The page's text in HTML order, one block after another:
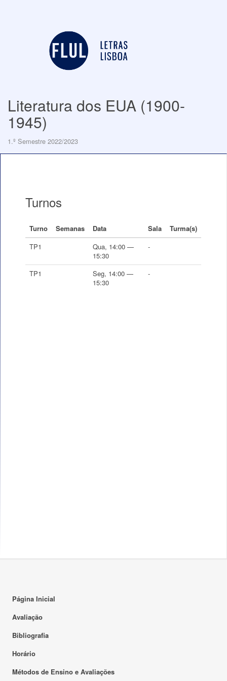
Literatura dos EUA (1900-
1945)
1.º Semestre 2022/2023
Turnos
Turno Semanas Data Sala
Turma(s)
TP1
Qua, 14:00 —
15:30
-
TP1
Seg, 14:00 —
15:30
-
Página Inicial
Avaliação
Bibliografia
Horário
Métodos de Ensino e Avaliações